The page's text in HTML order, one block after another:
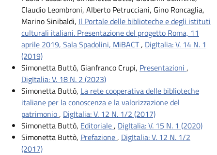
Claudio Leombroni, Alberto Petrucciani, Gino Roncaglia,
Marino Sinibaldi, Il Portale delle biblioteche e degli istituti
culturali italiani. Presentazione del progetto Roma, 11
aprile 2019, Sala Spadolini, MiBACT, DigItalia: V. 14 N. 1
(2019)
Simonetta Buttò, Gianfranco Crupi, Presentazioni ,
DigItalia: V. 18 N. 2 (2023)
Simonetta Buttò, La rete cooperativa delle biblioteche
italiane per la conoscenza e la valorizzazione del
patrimonio, DigItalia: V. 12 N. 1/2 (2017)
Simonetta Buttò, Editoriale, DigItalia: V. 15 N. 1 (2020)
Simonetta Buttò, Prefazione, DigItalia: V. 12 N. 1/2
(2017)